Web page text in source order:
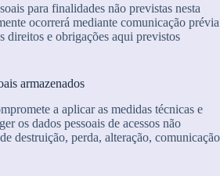
para finalidades não previstas nesta
ocorrerá mediante comunicação prévia
direitos e obrigações aqui previstos
armazenados
a aplicar as medidas técnicas e
os dados pessoais de acessos não
destruição, perda, alteração, comunicação